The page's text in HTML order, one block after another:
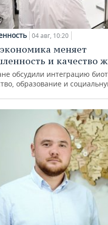
04 авг, 10:20
меняет
и качество
обсудили интеграцию
образование и